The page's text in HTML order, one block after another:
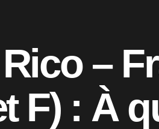
–
F) : À